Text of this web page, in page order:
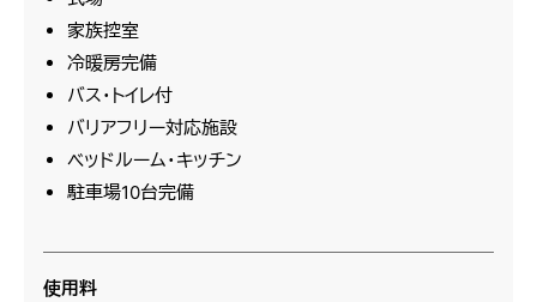
家族控室
冷暖房完備
バス・トイレ付
バリアフリー対応施設
ベッドルーム・キッチン
駐車場10台完備
使用料